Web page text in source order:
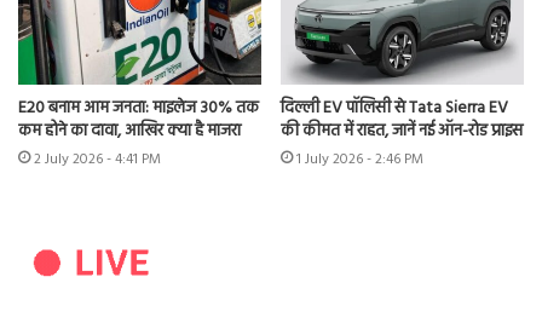
E20 बनाम आम जनता: माइलेज 30% तक
कम होने का दावा, आखिर क्या है माजरा
2 July 2026 - 4:41 PM
दिल्ली EV पॉलिसी से Tata Sierra EV
की कीमत में राहत, जानें नई ऑन-रोड प्राइस
1 July 2026 - 2:46 PM